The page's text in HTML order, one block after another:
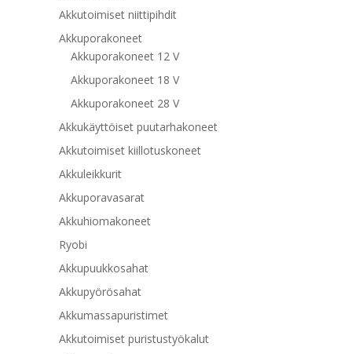
Akkutoimiset niittipihdit
Akkuporakoneet
Akkuporakoneet 12 V
Akkuporakoneet 18 V
Akkuporakoneet 28 V
Akkukäyttöiset puutarhakoneet
Akkutoimiset kiillotuskoneet
Akkuleikkurit
Akkuporavasarat
Akkuhiomakoneet
Ryobi
Akkupuukkosahat
Akkupyörösahat
Akkumassapuristimet
Akkutoimiset puristustyökalut